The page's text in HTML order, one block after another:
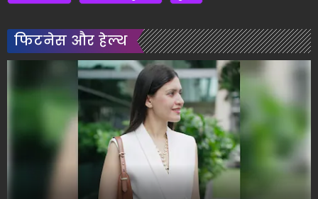
फिटनेस और हेल्थ